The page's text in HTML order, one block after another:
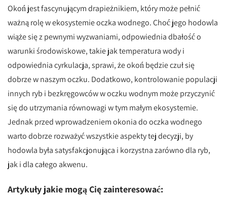
Okoń jest fascynującym drapieżnikiem, który może pełnić
ważną rolę w ekosystemie oczka wodnego. Choć jego hodowla
wiąże się z pewnymi wyzwaniami, odpowiednia dbałość o
warunki środowiskowe, takie jak temperatura wody i
odpowiednia cyrkulacja, sprawi, że okoń będzie czuł się
dobrze w naszym oczku. Dodatkowo, kontrolowanie populacji
innych ryb i bezkręgowców w oczku wodnym może przyczynić
się do utrzymania równowagi w tym małym ekosystemie.
Jednak przed wprowadzeniem okonia do oczka wodnego
warto dobrze rozważyć wszystkie aspekty tej decyzji, by
hodowla była satysfakcjonująca i korzystna zarówno dla ryb,
jak i dla całego akwenu.
Artykuły jakie mogą Cię zainteresować: